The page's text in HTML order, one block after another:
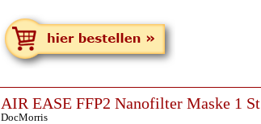
AIR EASE FFP2 Nanofilter Maske 1 St
DocMorris